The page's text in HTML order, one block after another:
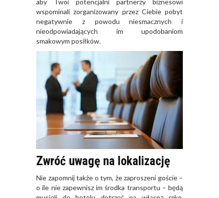
aby Twoi potencjalni partnerzy biznesowi
wspominali zorganizowany przez Ciebie pobyt
negatywnie z powodu niesmacznych i
nieodpowiadających im upodobaniom
smakowym posiłków.
Zwróć uwagę na lokalizację
Nie zapomnij także o tym, że zaproszeni goście –
o ile nie zapewnisz im środka transportu – będą